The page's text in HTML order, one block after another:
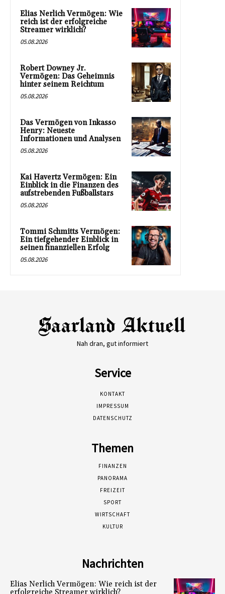
Elias Nerlich Vermögen: Wie
reich ist der erfolgreiche
Streamer wirklich?
05.08.2026
Robert Downey Jr.
Vermögen: Das Geheimnis
hinter seinem Reichtum
05.08.2026
Das Vermögen von Inkasso
Henry: Neueste
Informationen und Analysen
05.08.2026
Kai Havertz Vermögen: Ein
Einblick in die Finanzen des
aufstrebenden Fußballstars
05.08.2026
Tommi Schmitts Vermögen:
Ein tiefgehender Einblick in
seinen finanziellen Erfolg
05.08.2026
Nah dran, gut informiert
Service
KONTAKT
IMPRESSUM
DATENSCHUTZ
Themen
FINANZEN
PANORAMA
FREIZEIT
SPORT
WIRTSCHAFT
KULTUR
Nachrichten
Elias Nerlich Vermögen: Wie reich ist der